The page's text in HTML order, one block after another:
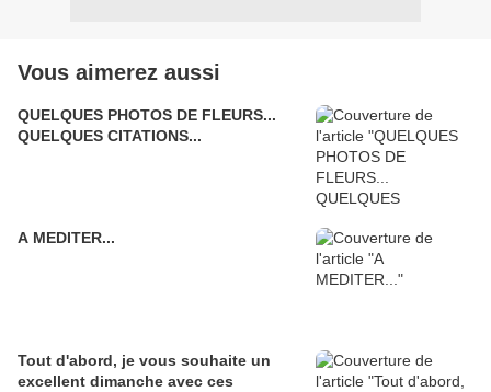
Vous aimerez aussi
QUELQUES PHOTOS DE FLEURS...
QUELQUES CITATIONS...
A MEDITER...
Tout d'abord, je vous souhaite un
excellent dimanche avec ces